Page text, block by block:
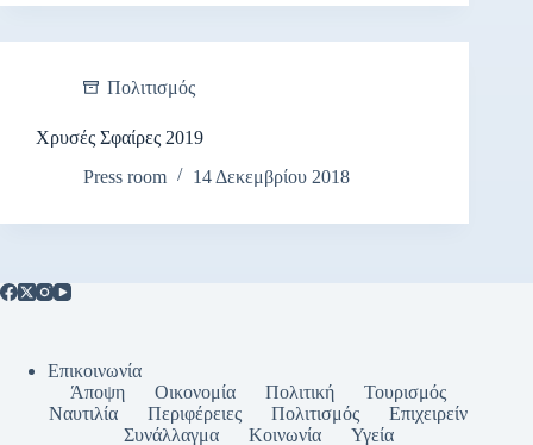
Πολιτισμός
Χρυσές Σφαίρες 2019
Press room
14 Δεκεμβρίου 2018
Επικοινωνία
Άποψη
Οικονομία Πολιτική
Τουρισμός
Ναυτιλία
Περιφέρειες Πολιτισμός
Επιχειρείν
Συνάλλαγμα
Κοινωνία Υγεία